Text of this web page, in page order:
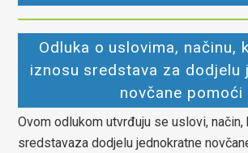
Odluka o uslovima, načinu,
iznosu sredstava za dodjelu
novčane pomoći
Ovom odlukom utvrđuju se uslovi,
sredstavaza dodjelu jednokratne